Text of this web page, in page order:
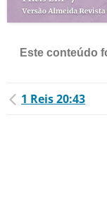
Este conteúdo
1 Reis 20:43